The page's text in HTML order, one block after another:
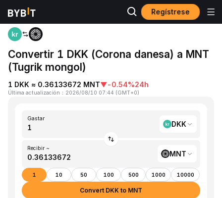
Regístrese
Inicio DKK to MNT
Convertir 1 DKK (Corona danesa) a MNT
(Tugrik mongol)
1 DKK ≈ 0.36133672 MNT▼-0.54%24h
Última actualización ： 2026/08/10 07:44 (GMT+0)
Gastar
DKK
Recibir ~
MNT
1 10 50 100 500 1000 10000
Convert DKK to MNT